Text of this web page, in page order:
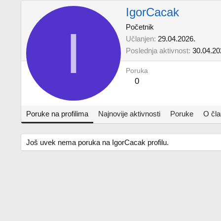
I
IgorCacak
Početnik
Učlanjen 29.04.2026.
Poslednja aktivnost
Poruka
0
Poruke na profilima Najnovije aktivnosti Poruke O
Još uvek nema poruka na IgorCacak profilu.